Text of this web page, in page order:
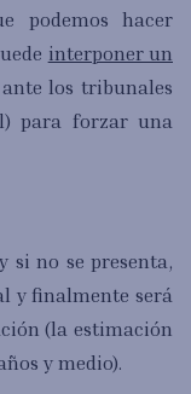
podemos hacer
interponer un
ante los tribunales
para forzar una
y si no se presenta,
y finalmente será
(la estimación
y medio).